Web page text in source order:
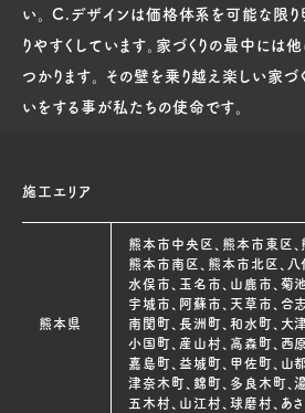
い。 C.デザインは価格体系を可能な限り
りやすくしています。家づくりの最中には
つかります。 その壁を乗り越え楽しい家
いをする事が私たちの使命です。
施工エリア
熊本県
熊本市中央区、熊本市東区、
熊本市南区、熊本市北区、八
水俣市、玉名市、山鹿市、菊
宇城市、阿蘇市、天草市、合
南関町、長洲町、和水町、大
小国町、産山村、高森町、西
嘉島町、益城町、甲佐町、山
津奈木町、錦町、多良木町、
五木村、山江村、球磨村、あ